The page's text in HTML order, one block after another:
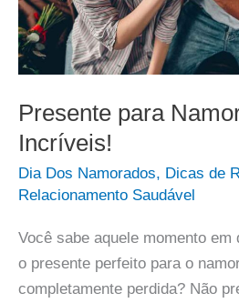
Presente para
Incríveis!
Dia Dos Namorados, Dicas de
Relacionamento Saudável
Você sabe aquele momento
o presente perfeito para o
completamente perdida? Não